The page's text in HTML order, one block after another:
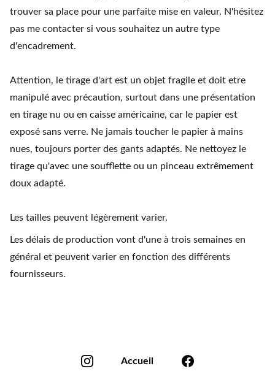
trouver sa place pour une parfaite mise en valeur. N'hésitez
pas me contacter si vous souhaitez un autre type
d'encadrement.
Attention, le tirage d'art est un objet fragile et doit etre
manipulé avec précaution, surtout dans une présentation
en tirage nu ou en caisse américaine, car le papier est
exposé sans verre. Ne jamais toucher le papier à mains
nues, toujours porter des gants adaptés. Ne nettoyez le
tirage qu'avec une soufflette ou un pinceau extrêmement
doux adapté.
Les tailles peuvent légèrement varier.
Les délais de production vont d'une à trois semaines en
général et peuvent varier en fonction des différents
fournisseurs.
Accueil